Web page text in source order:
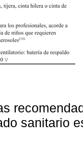
sanitario